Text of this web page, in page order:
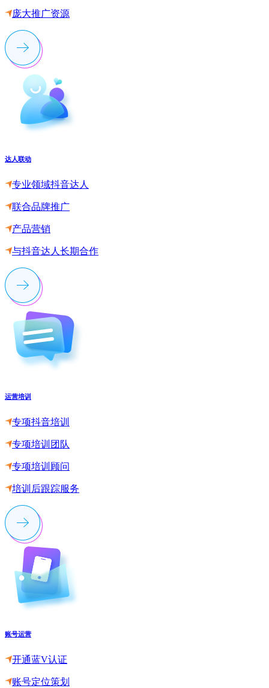
庞大推广资源
达人联动
专业领域抖音达人
联合品牌推广
产品营销
与抖音达人长期合作
运营培训
专项抖音培训
专项培训团队
专项培训顾问
培训后跟踪服务
账号运营
开通蓝V认证
账号定位策划